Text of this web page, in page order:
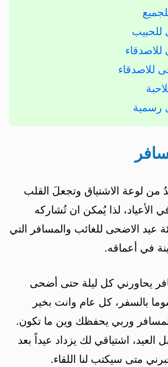
للحبيب
للاصدقاء
رسمية
من لوعة الاشتياق وتجعلَ القلب
الأعياد، لذا يُمكن ان تُشاركه
عيد الاضحى للغائب والمسافر التي
في أعماقه.
يحاورني كل ليلة حتى أضحى
بالسفر، كل عام وانت بخير
المسافر وربي يحفظك وين ما تكون.
العيد، اشتياقي لك يزداد عيداً بعد
متى سيكتب لنا اللقاء.